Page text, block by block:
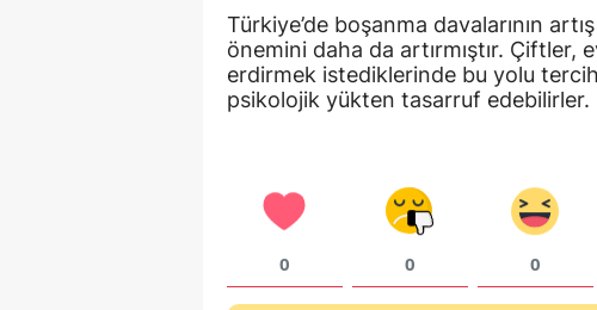
Türkiye’de boşanma davalarının
önemini daha da artırmıştır. Çiftler,
erdirmek istediklerinde bu yolu
psikolojik yükten tasarruf edebilirler.
0 0 0